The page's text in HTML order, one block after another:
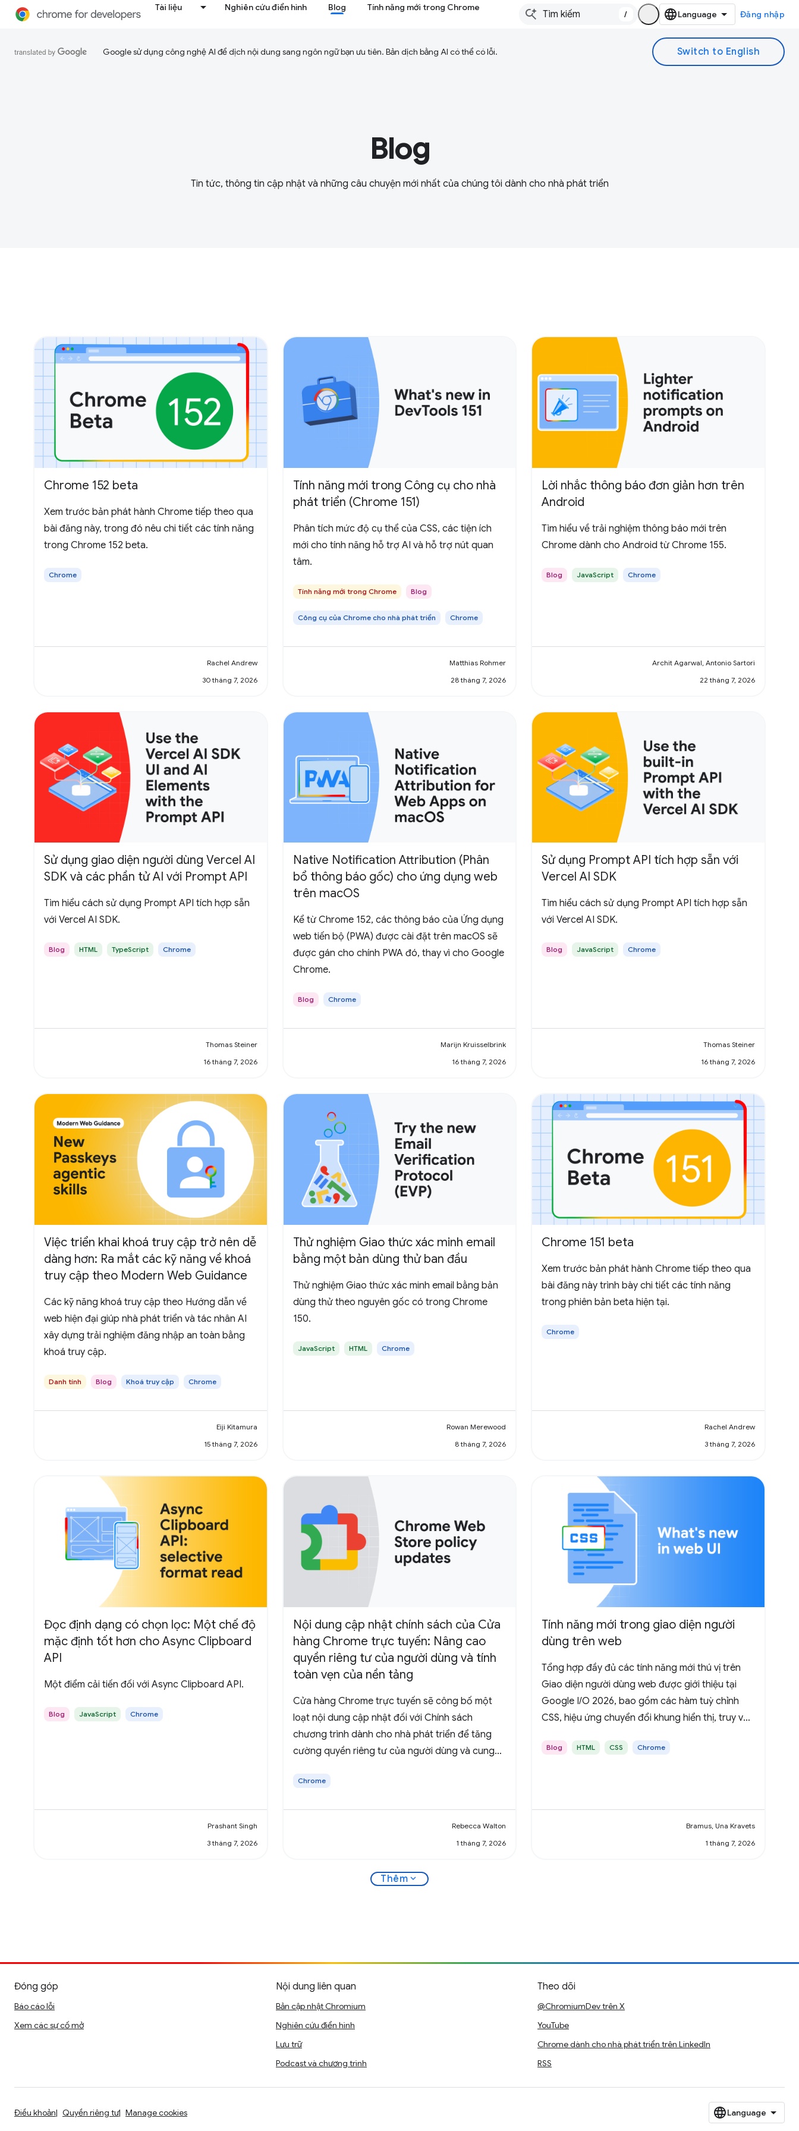
Tài liệu Nghiên cứu điển hình Blog Tính năng mới trong Chrome
/ Đăng nhập
Google sử dụng công nghệ AI để dịch nội dung sang ngôn ngữ bạn ưu tiên. Bản dịch bằng AI có thể có lỗi.
Blog
Tin tức, thông tin cập nhật và những câu chuyện mới nhất của chúng tôi dành cho nhà phát triển
Chrome 152 beta
Xem trước bản phát hành Chrome tiếp theo qua
bài đăng này, trong đó nêu chi tiết các tính năng
trong Chrome 152 beta.
Chrome
Rachel Andrew
30 tháng 7, 2026
Tính năng mới trong Công cụ cho nhà
phát triển (Chrome 151)
Phân tích mức độ cụ thể của CSS, các tiện ích
mới cho tính năng hỗ trợ AI và hỗ trợ nút quan
tâm.
Tính năng mới trong Chrome Blog
Công cụ của Chrome cho nhà phát triển Chrome
Matthias Rohmer
28 tháng 7, 2026
Lời nhắc thông báo đơn giản hơn trên
Android
Tìm hiểu về trải nghiệm thông báo mới trên
Chrome dành cho Android từ Chrome 155.
Blog JavaScript Chrome
Archit Agarwal, Antonio Sartori
22 tháng 7, 2026
Sử dụng giao diện người dùng Vercel AI
SDK và các phần tử AI với Prompt API
Tìm hiểu cách sử dụng Prompt API tích hợp sẵn
với Vercel AI SDK.
Blog HTML TypeScript Chrome
Thomas Steiner
16 tháng 7, 2026
Native Notification Attribution (Phân
bổ thông báo gốc) cho ứng dụng web
trên macOS
Kể từ Chrome 152, các thông báo của Ứng dụng
web tiến bộ (PWA) được cài đặt trên macOS sẽ
được gán cho chính PWA đó, thay vì cho Google
Chrome.
Blog Chrome
Marijn Kruisselbrink
16 tháng 7, 2026
Sử dụng Prompt API tích hợp sẵn với
Vercel AI SDK
Tìm hiểu cách sử dụng Prompt API tích hợp sẵn
với Vercel AI SDK.
Blog JavaScript Chrome
Thomas Steiner
16 tháng 7, 2026
Việc triển khai khoá truy cập trở nên dễ
dàng hơn: Ra mắt các kỹ năng về khoá
truy cập theo Modern Web Guidance
Các kỹ năng khoá truy cập theo Hướng dẫn về
web hiện đại giúp nhà phát triển và tác nhân AI
xây dựng trải nghiệm đăng nhập an toàn bằng
khoá truy cập.
Danh tính Blog Khoá truy cập Chrome
Eiji Kitamura
15 tháng 7, 2026
Thử nghiệm Giao thức xác minh email
bằng một bản dùng thử ban đầu
Thử nghiệm Giao thức xác minh email bằng bản
dùng thử theo nguyên gốc có trong Chrome
150.
JavaScript HTML Chrome
Rowan Merewood
8 tháng 7, 2026
Chrome 151 beta
Xem trước bản phát hành Chrome tiếp theo qua
bài đăng này trình bày chi tiết các tính năng
trong phiên bản beta hiện tại.
Chrome
Rachel Andrew
3 tháng 7, 2026
Đọc định dạng có chọn lọc: Một chế độ
mặc định tốt hơn cho Async Clipboard
API
Một điểm cải tiến đối với Async Clipboard API.
Blog JavaScript Chrome
Prashant Singh
3 tháng 7, 2026
Nội dung cập nhật chính sách của Cửa
hàng Chrome trực tuyến: Nâng cao
quyền riêng tư của người dùng và tính
toàn vẹn của nền tảng
Cửa hàng Chrome trực tuyến sẽ công bố một
loạt nội dung cập nhật đối với Chính sách
chương trình dành cho nhà phát triển để tăng
cường quyền riêng tư của người dùng và cung
trong hoạt động thu thập dữ liệu.
Chrome
Rebecca Walton
1 tháng 7, 2026
Tính năng mới trong giao diện người
dùng trên web
Tổng hợp đầy đủ các tính năng mới thú vị trên
Giao diện người dùng web được giới thiệu tại
Google I/O 2026, bao gồm các hàm tuỳ chỉnh
CSS, hiệu ứng chuyển đổi khung hiển thị, truy vấn
tính năng khác.
Blog HTML CSS Chrome
Bramus, Una Kravets
1 tháng 7, 2026
Thêm expand_more
Đóng góp
Báo cáo lỗi
Xem các sự cố mở
Nội dung liên quan
Bản cập nhật Chromium
Nghiên cứu điển hình
Lưu trữ
Podcast và chương trình
Theo dõi
@ChromiumDev trên X
YouTube
Chrome dành cho nhà phát triển trên LinkedIn
RSS
Điều khoản Quyền riêng tư Manage cookies